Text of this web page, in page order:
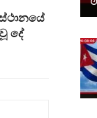
දේ